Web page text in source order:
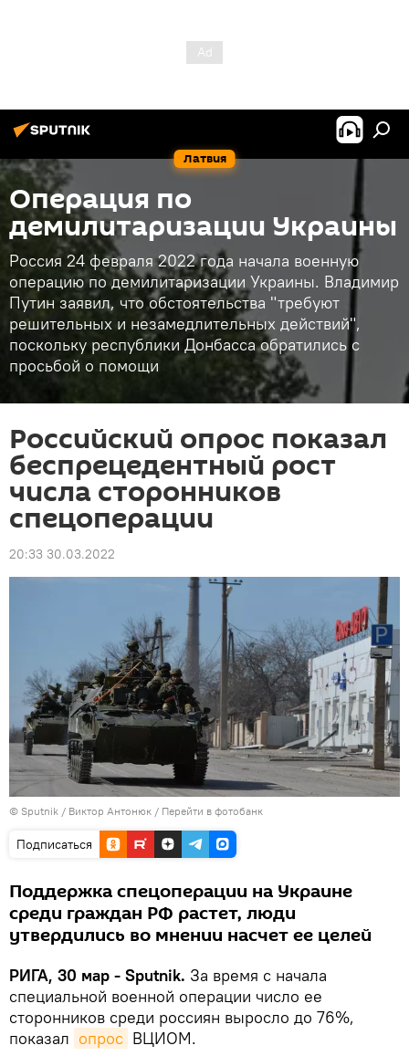
Латвия
Операция по
демилитаризации Украины
Россия 24 февраля 2022 года начала военную
операцию по демилитаризации Украины. Владимир
Путин заявил, что обстоятельства "требуют
решительных и незамедлительных действий",
поскольку республики Донбасса обратились с
просьбой о помощи
Российский опрос показал
беспрецедентный рост
числа сторонников
спецоперации
20:33 30.03.2022
© Sputnik / Виктор Антонюк / Перейти в фотобанк
Подписаться
Поддержка спецоперации на Украине
среди граждан РФ растет, люди
утвердились во мнении насчет ее целей
РИГА, 30 мар - Sputnik. За время с начала
специальной военной операции число ее
сторонников среди россиян выросло до 76%,
показал опрос ВЦИОМ.